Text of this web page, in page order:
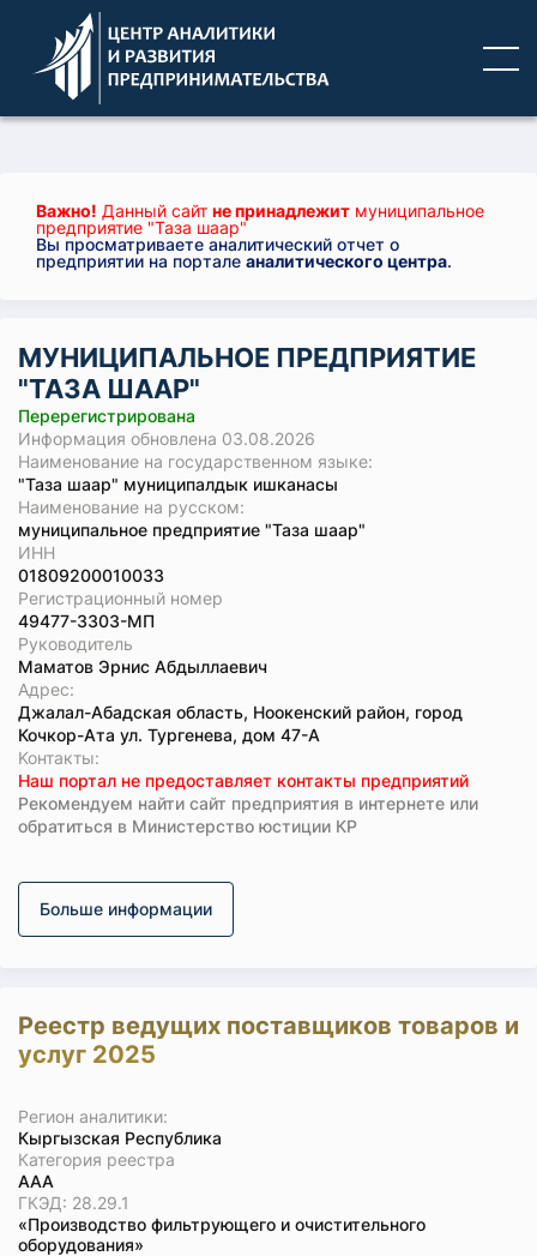
Важно! Данный сайт не принадлежит муниципальное
предприятие "Таза шаар"
Вы просматриваете аналитический отчет о
предприятии на портале аналитического центра.
МУНИЦИПАЛЬНОЕ ПРЕДПРИЯТИЕ
"ТАЗА ШААР"
Перерегистрирована
Информация обновлена 03.08.2026
Наименование на государственном языке:
"Таза шаар" муниципалдык ишканасы
Наименование на русском:
муниципальное предприятие "Таза шаар"
ИНН
01809200010033
Регистрационный номер
49477-3303-МП
Руководитель
Маматов Эрнис Абдыллаевич
Адрес:
Джалал-Абадская область, Ноокенский район, город
Кочкор-Ата ул. Тургенева, дом 47-А
Koнтaкты:
Наш портал не предоставляет контакты предприятий
Рекомендуем найти сайт предприятия в интернете или
обратиться в Министерство юстиции КР
Больше информации
Реестр ведущих поставщиков товаров и
услуг 2025
Регион аналитики:
Кыргызская Республика
Категория реестра
ААА
ГКЭД: 28.29.1
«Производство фильтрующего и очистительного
оборудования»